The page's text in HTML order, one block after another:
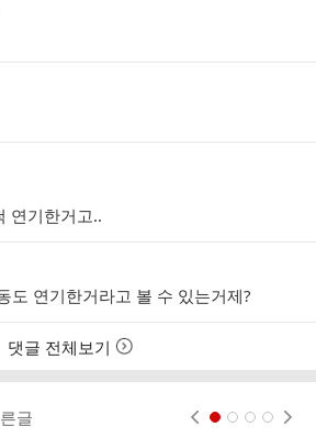
연기한거고..
도 연기한거라고 볼 수 있는거제?
댓글 전체보기
글